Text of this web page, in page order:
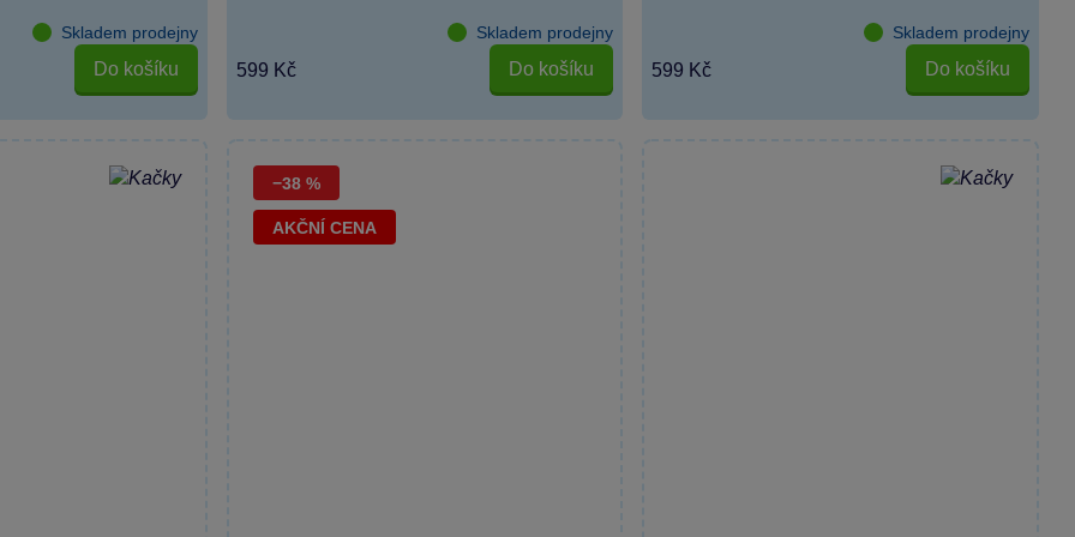
Skladem prodejny
Do košíku
Skladem prodejny
599 Kč Do košíku
Skladem prodejny
599 Kč Do košíku
−38 %
AKČNÍ CENA